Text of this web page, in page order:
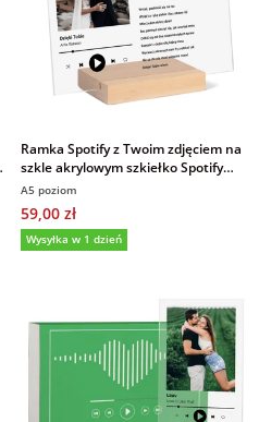
Ramka Spotify z Twoim zdjęciem na
szkle akrylowym szkiełko Spotify
Twoja piosenka 15x21 cm
A5 poziom
59,00 zł
Wysyłka w 1 dzień